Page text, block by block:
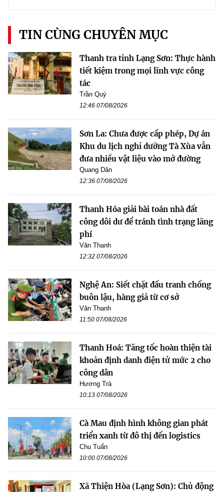
TIN CÙNG CHUYÊN MỤC
Thanh tra tỉnh Lạng Sơn: Thực hành
tiết kiệm trong mọi lĩnh vực công
tác
Trần Quý
12:46 07/08/2026
Sơn La: Chưa được cấp phép, Dự án
Khu du lịch nghỉ dưỡng Tà Xùa vẫn
đưa nhiều vật liệu vào mở đường
Quang Dân
12:36 07/08/2026
Thanh Hóa giải bài toán nhà đất
công dôi dư để tránh tình trạng lãng
phí
Văn Thanh
12:32 07/08/2026
Nghệ An: Siết chặt đấu tranh chống
buôn lậu, hàng giả từ cơ sở
Văn Thanh
11:50 07/08/2026
Thanh Hoá: Tăng tốc hoàn thiện tài
khoản định danh điện tử mức 2 cho
công dân
Hương Trà
10:13 07/08/2026
Cà Mau định hình không gian phát
triển xanh từ đô thị đến logistics
Chu Tuấn
10:00 07/08/2026
Xã Thiện Hòa (Lạng Sơn): Chủ động